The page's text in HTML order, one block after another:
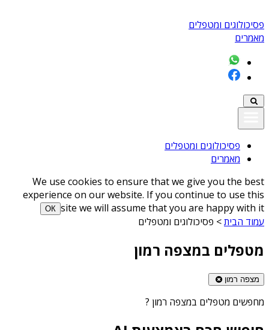
פסיכולוגים ומטפלים
מאמרים
פסיכולוגים ומטפלים
מאמרים
We use cookies to ensure that we give you the best
experience on our website. If you continue to use this
site we will assume that you are happy with it
ОК
עמוד הבית> פסיכולוגים ומטפלים
מטפלים במצפה רמון
מצפה רמון
מחפשים מטפלים במצפה רמון ?